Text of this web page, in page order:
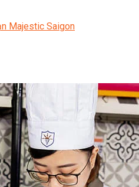
Majestic Saigon